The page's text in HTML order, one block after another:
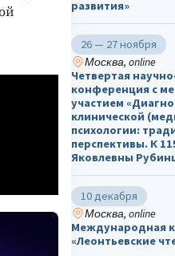
развития»
26 — 27 ноября
Москва, online
Четвертая
конференция с
участием
клинической
психологии:
перспективы. К
Яковлевны
10 декабря
Москва, online
Международная
«Леонтьевские